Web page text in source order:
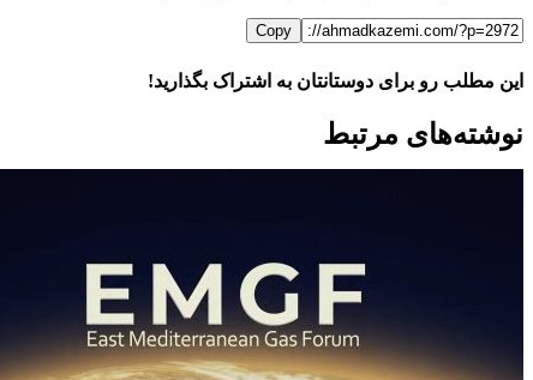
Copy
این مطلب رو برای دوستانتان به اشتراک بگذارید!
FacebookX
LinkedIn
WhatsApp
Telegram
ایمیل
نوشته‌‌های مرتبط